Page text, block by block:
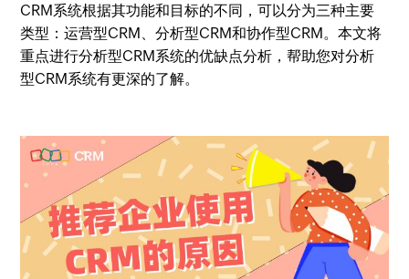
CRM系统根据其功能和目标的不同，可以分为三种主要
类型：运营型CRM、分析型CRM和协作型CRM。本文将
重点进行分析型CRM系统的优缺点分析，帮助您对分析
型CRM系统有更深的了解。